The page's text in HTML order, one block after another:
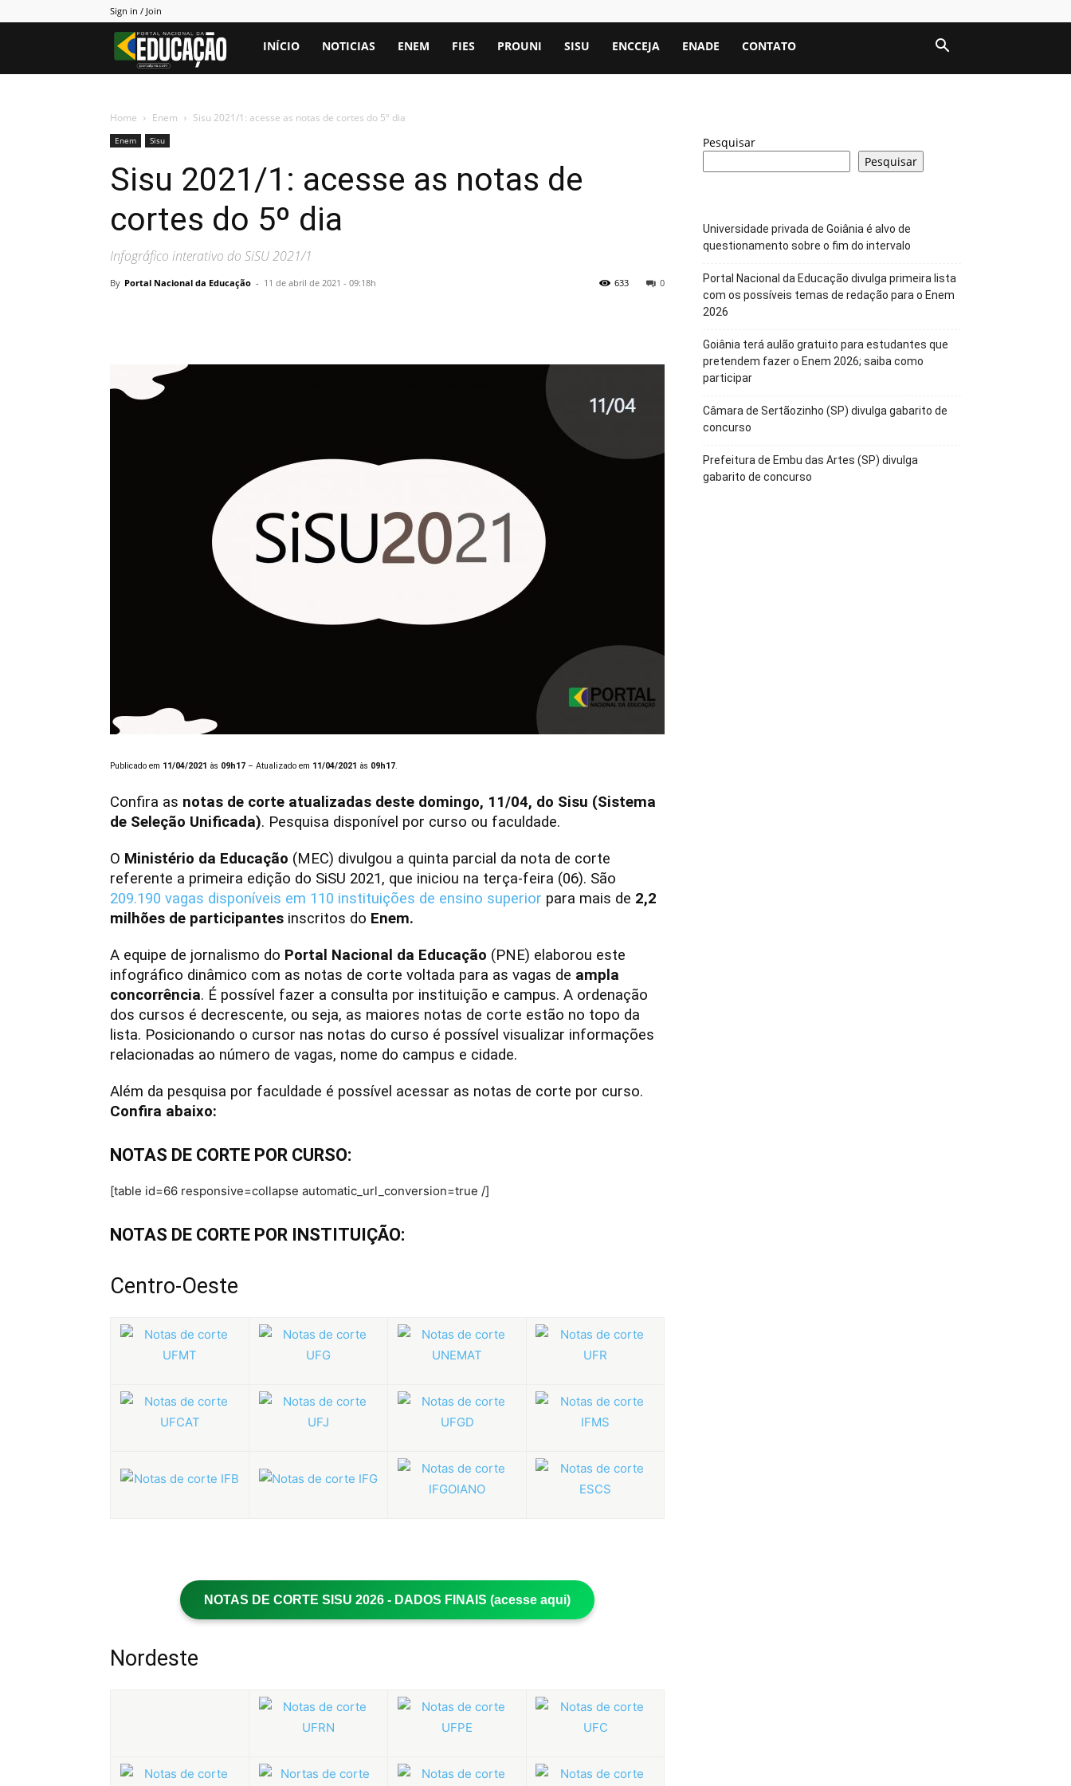
Sign in / Join
Portal
INÍCIO NOTICIAS ENEM FIES PROUNI SISU ENCCEJA ENADE CONTATO
Home Enem Sisu 2021/1: acesse as notas de cortes do 5º dia
Enem Sisu
Sisu 2021/1: acesse as notas de
cortes do 5º dia
Infográfico interativo do SiSU 2021/1
By Portal Nacional da Educação - 11 de abril de 2021 - 09:18h 0
633
Publicado em 11/04/2021 às 09h17 – Atualizado em 11/04/2021 às 09h17.
Confira as notas de corte atualizadas deste domingo, 11/04, do Sisu (Sistema
de Seleção Unificada). Pesquisa disponível por curso ou faculdade.
O Ministério da Educação (MEC) divulgou a quinta parcial da nota de corte
referente a primeira edição do SiSU 2021, que iniciou na terça-feira (06). São
209.190 vagas disponíveis em 110 instituições de ensino superior para mais de 2,2
milhões de participantes inscritos do Enem.
A equipe de jornalismo do Portal Nacional da Educação (PNE) elaborou este
infográfico dinâmico com as notas de corte voltada para as vagas de ampla
concorrência. É possível fazer a consulta por instituição e campus. A ordenação
dos cursos é decrescente, ou seja, as maiores notas de corte estão no topo da
lista. Posicionando o cursor nas notas do curso é possível visualizar informações
relacionadas ao número de vagas, nome do campus e cidade.
Além da pesquisa por faculdade é possível acessar as notas de corte por curso.
Confira abaixo:
NOTAS DE CORTE POR CURSO:
[table id=66 responsive=collapse automatic_url_conversion=true /]
NOTAS DE CORTE POR INSTITUIÇÃO:
Centro-Oeste
NOTAS DE CORTE SISU 2026 - DADOS FINAIS (acesse aqui)
Nordeste
Pesquisar
Pesquisar
Universidade privada de Goiânia é alvo de
questionamento sobre o fim do intervalo
Portal Nacional da Educação divulga primeira lista
com os possíveis temas de redação para o Enem
2026
Goiânia terá aulão gratuito para estudantes que
pretendem fazer o Enem 2026; saiba como
participar
Câmara de Sertãozinho (SP) divulga gabarito de
concurso
Prefeitura de Embu das Artes (SP) divulga
gabarito de concurso